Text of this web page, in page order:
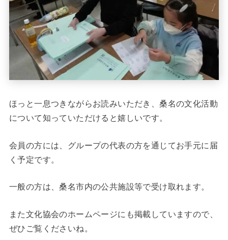
ほっと一息つきながらお読みいただき、桑名の文化活動
について知っていただけると嬉しいです。
会員の方には、グループの代表の方を通じてお手元に届
く予定です。
一般の方は、桑名市内の公共施設等で受け取れます。
また文化協会のホームページにも掲載していますので、
ぜひご覧くださいね。